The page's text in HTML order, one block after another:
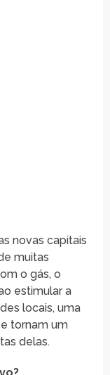
novas capitais
muitas
o gás, o
estimular a
locais, uma
tornam um
delas.